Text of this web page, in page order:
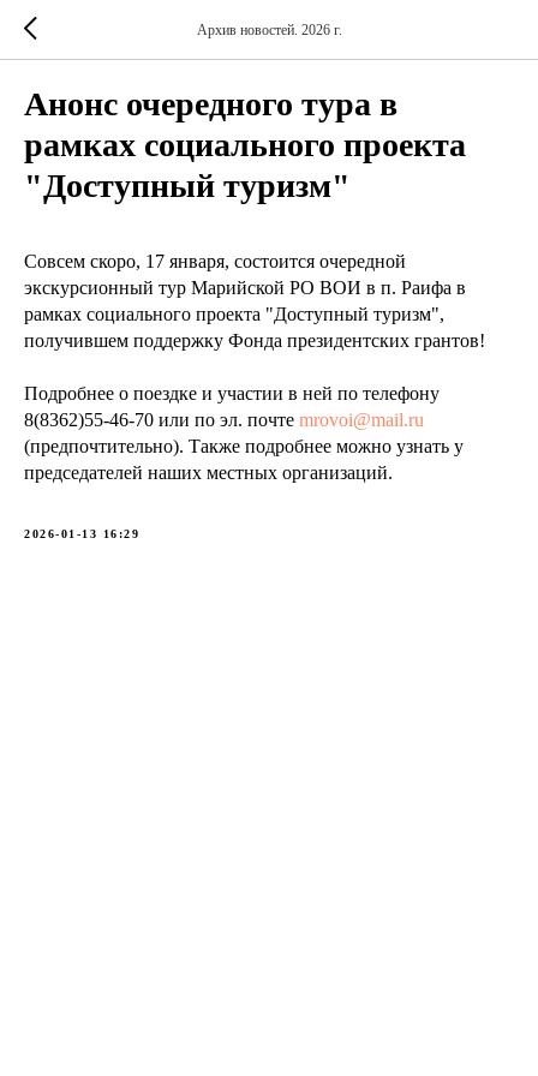
Архив новостей. 2026 г.
Анонс очередного тура в
рамках социального проекта
"Доступный туризм"
Совсем скоро, 17 января, состоится очередной
экскурсионный тур Марийской РО ВОИ в п. Раифа в
рамках социального проекта "Доступный туризм",
получившем поддержку Фонда президентских грантов!
Подробнее о поездке и участии в ней по телефону
8(8362)55-46-70 или по эл. почте mrovoi@mail.ru
(предпочтительно). Также подробнее можно узнать у
председателей наших местных организаций.
2026-01-13 16:29